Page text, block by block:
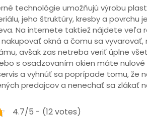
technológie umožňujú výrobu
jeho štruktúry, kresby a povrchu
Na internete taktiež nájdete veľa
okná a čomu sa
avšak zas netreba veriť úplne
s osadzovaním okien máte
a vyhnúť sa poprípade tomu, že
predajcov a nenechať sa zlákať
4.7/5 - (12 votes)